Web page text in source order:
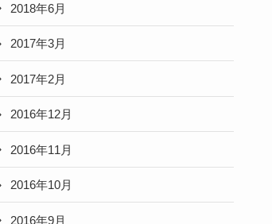
2018年6月
2017年3月
2017年2月
2016年12月
2016年11月
2016年10月
2016年9月